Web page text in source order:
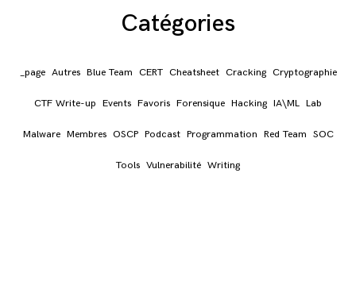
Catégories
_page Autres Blue Team CERT Cheatsheet Cracking Cryptographie
CTF Write-up Events Favoris Forensique Hacking IA\ML Lab
Malware Membres OSCP Podcast Programmation Red Team SOC
Tools Vulnerabilité Writing